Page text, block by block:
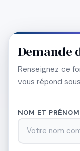
Demande
Renseignez ce
vous répond
NOM ET